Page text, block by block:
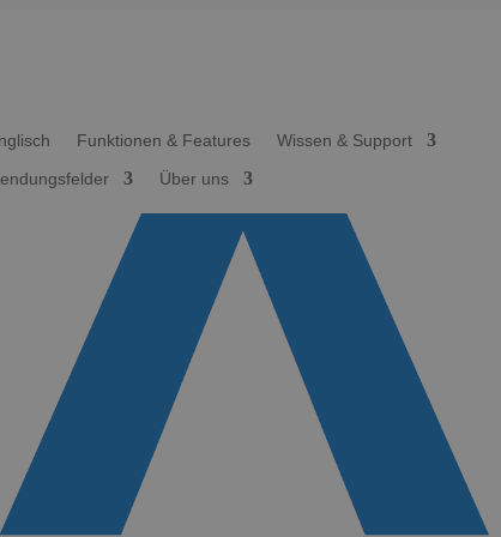
Funktionen & Features
Wissen & Support
Über uns